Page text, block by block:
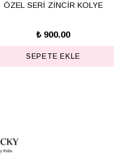
ÖZEL SERİ ZİNCİR KOLYE
₺ 900.00
SEPETE EKLE